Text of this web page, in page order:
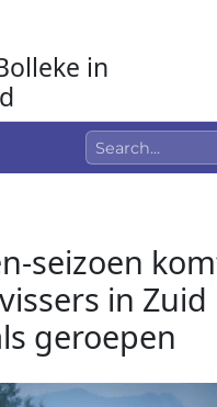
in
seizoen
in Zuid
geroepen